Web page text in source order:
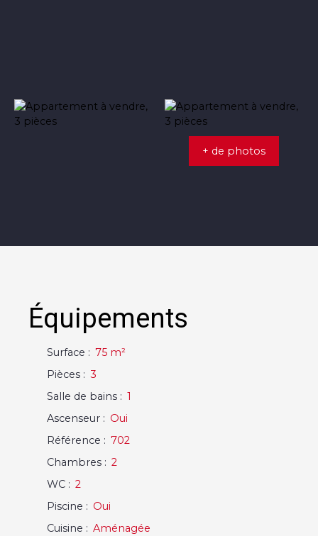
+ de photos
Équipements
Surface : 75 m²
Pièces : 3
Salle de bains : 1
Ascenseur : Oui
Référence : 702
Chambres : 2
WC : 2
Piscine : Oui
Cuisine : Aménagée